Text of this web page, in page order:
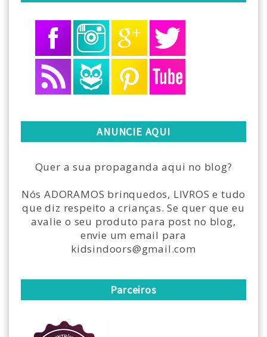
ANUNCIE AQUI
Quer a sua propaganda aqui no blog?
Nós ADORAMOS brinquedos, LIVROS e tudo
que diz respeito a crianças. Se quer que eu
avalie o seu produto para post no blog,
envie um email para
kidsindoors@gmail.com
Parceiros